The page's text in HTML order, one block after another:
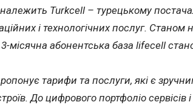
Turkcell – турецькому
і технологічних послуг. Станом
місячна абонентська база lifecell
тарифи та послуги, які є
До цифрового портфоліо сервісів і